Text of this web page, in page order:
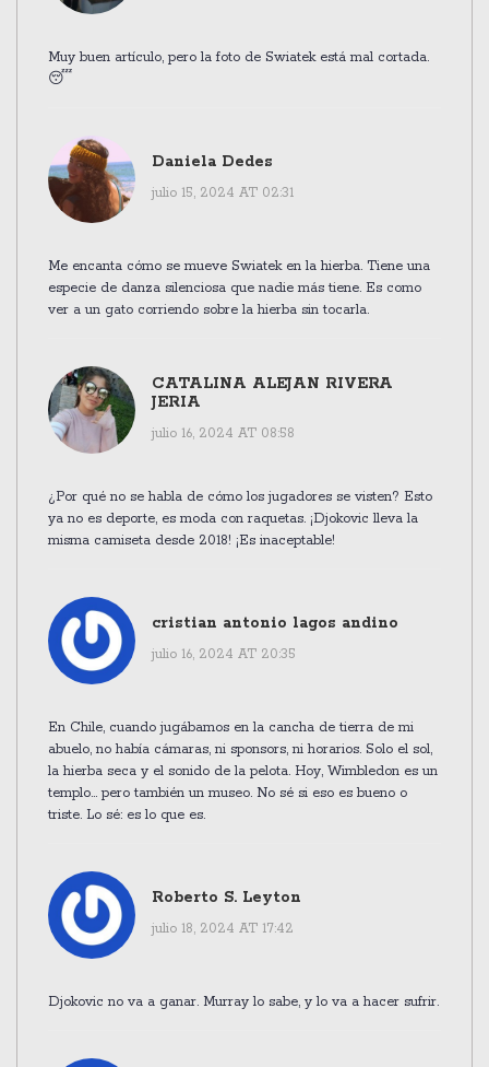
Muy buen artículo, pero la foto de Swiatek está mal cortada.
😴
Daniela Dedes
julio 15, 2024 AT 02:31
Me encanta cómo se mueve Swiatek en la hierba. Tiene una
especie de danza silenciosa que nadie más tiene. Es como
ver a un gato corriendo sobre la hierba sin tocarla.
CATALINA ALEJAN RIVERA
JERIA
julio 16, 2024 AT 08:58
¿Por qué no se habla de cómo los jugadores se visten? Esto
ya no es deporte, es moda con raquetas. ¡Djokovic lleva la
misma camiseta desde 2018! ¡Es inaceptable!
cristian antonio lagos andino
julio 16, 2024 AT 20:35
En Chile, cuando jugábamos en la cancha de tierra de mi
abuelo, no había cámaras, ni sponsors, ni horarios. Solo el sol,
la hierba seca y el sonido de la pelota. Hoy, Wimbledon es un
templo... pero también un museo. No sé si eso es bueno o
triste. Lo sé: es lo que es.
Roberto S. Leyton
julio 18, 2024 AT 17:42
Djokovic no va a ganar. Murray lo sabe, y lo va a hacer sufrir.